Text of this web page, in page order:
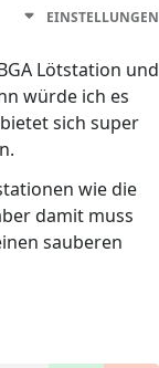
EINSTELLUNGEN
Lötstation und
würde ich es
sich super
wie die
damit muss
sauberen